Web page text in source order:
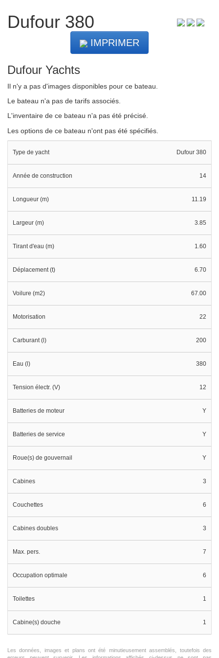
Dufour 380
IMPRIMER
Dufour Yachts
Il n'y a pas d'images disponibles pour ce bateau.
Le bateau n'a pas de tarifs associés.
L'inventaire de ce bateau n'a pas été précisé.
Les options de ce bateau n'ont pas été spécifiés.
Type de yacht Dufour 380
Année de construction 14
Longueur (m) 11.19
Largeur (m) 3.85
Tirant d'eau (m) 1.60
Déplacement (t) 6.70
Voilure (m2) 67.00
Motorisation 22
Carburant (l) 200
Eau (l) 380
Tension électr. (V) 12
Batteries de moteur Y
Batteries de service Y
Roue(s) de gouvernail Y
Cabines 3
Couchettes 6
Cabines doubles 3
Max. pers. 7
Occupation optimale 6
Toilettes 1
Cabine(s) douche 1
Les données, images et plans ont été minutieusement assemblés, toutefois des